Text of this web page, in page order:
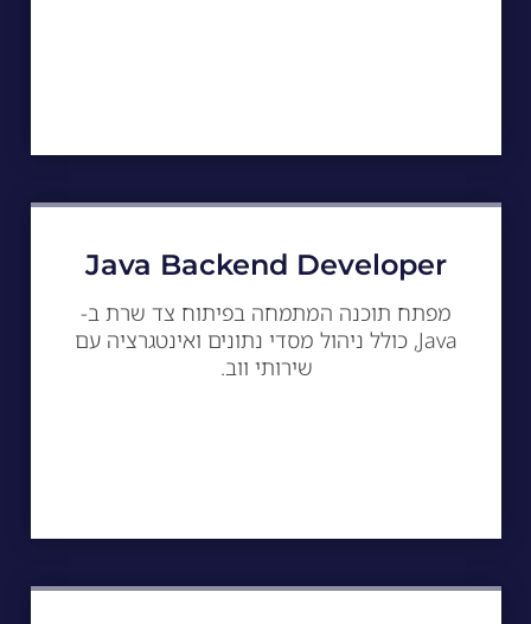
Java Backend Developer
מפתח תוכנה המתמחה בפיתוח צד שרת ב-
Java, כולל ניהול מסדי נתונים ואינטגרציה עם
שירותי ווב.